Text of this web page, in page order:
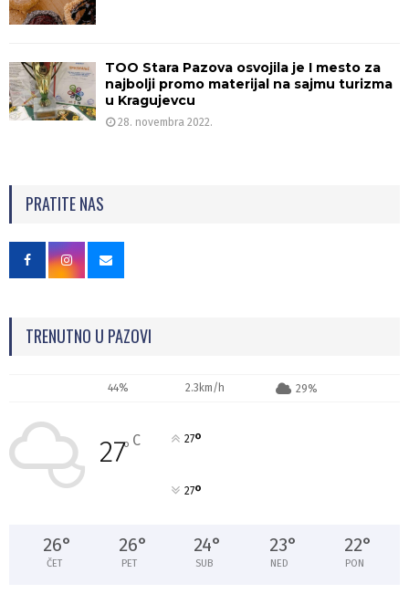
TOO Stara Pazova osvojila je I mesto za
najbolji promo materijal na sajmu turizma
u Kragujevcu
28. novembra 2022.
PRATITE NAS
TRENUTNO U PAZOVI
44% 2.3km/h 29%
27° C 27°
27°
26°
ČET
26°
PET
24°
SUB
23°
NED
22°
PON